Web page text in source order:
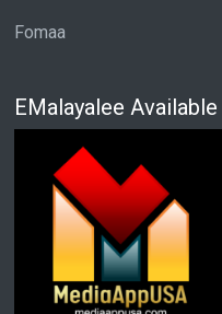
Fomaa
EMalayalee